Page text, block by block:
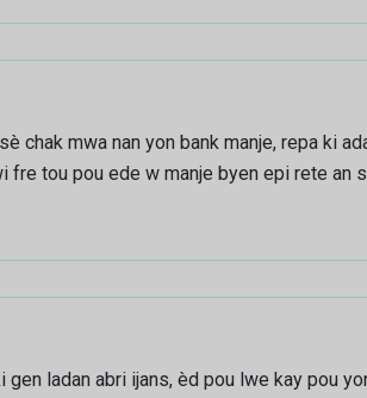
chak mwa nan yon bank manje, repa ki
tou pou ede w manje byen epi rete an
ladan abri ijans, èd pou lwe kay pou